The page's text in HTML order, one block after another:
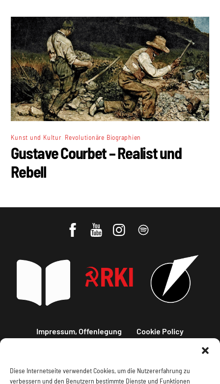
Diese Internetseite verwendet Cookies, um die Nutzererfahrung zu
verbessern und den Benutzern bestimmte Dienste und Funktionen
Kunst und Kultur Revolutionäre Biographien
Gustave Courbet – Realist und
Rebell
Impressum, Offenlegung Cookie Policy